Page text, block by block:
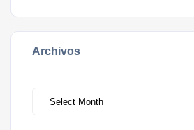
Archivos